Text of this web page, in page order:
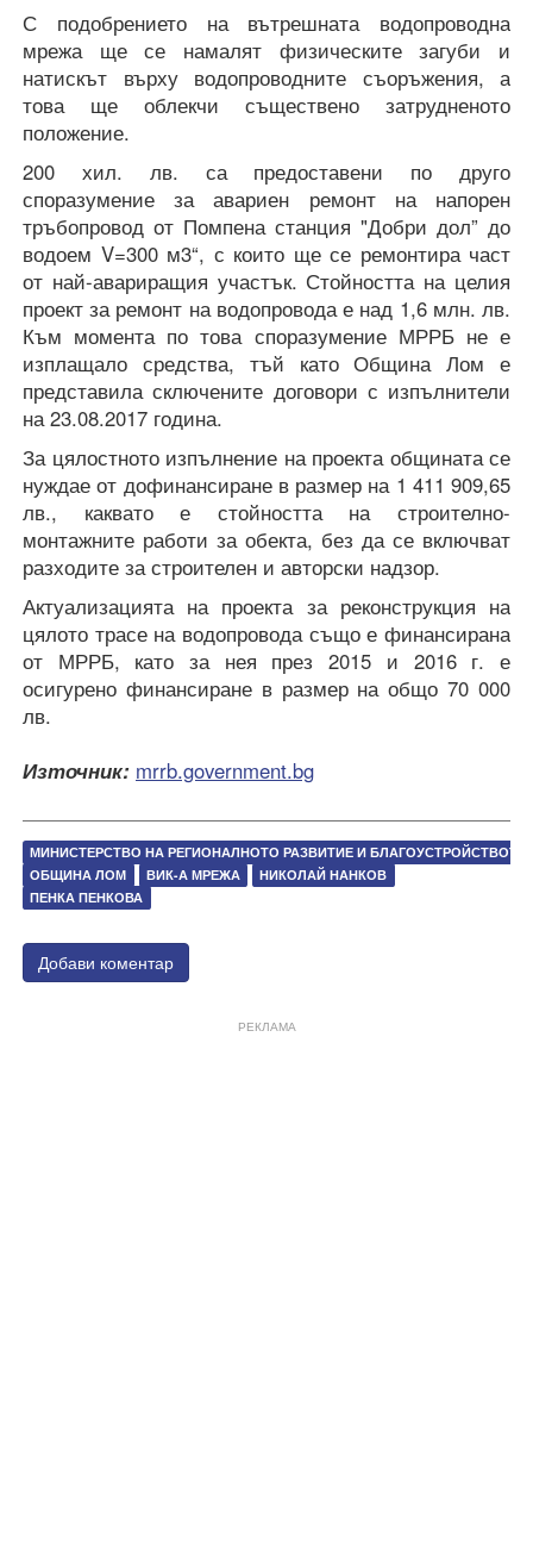
С подобрението на вътрешната водопроводна
мрежа ще се намалят физическите загуби и
натискът върху водопроводните съоръжения, а
това ще облекчи съществено затрудненото
положение.
200 хил. лв. са предоставени по друго
споразумение за авариен ремонт на напорен
тръбопровод от Помпена станция "Добри дол” до
водоем V=300 м3“, с които ще се ремонтира част
от най-авариращия участък. Стойността на целия
проект за ремонт на водопровода е над 1,6 млн. лв.
Към момента по това споразумение МРРБ не е
изплащало средства, тъй като Община Лом е
представила сключените договори с изпълнители
на 23.08.2017 година.
За цялостното изпълнение на проекта общината се
нуждае от дофинансиране в размер на 1 411 909,65
лв., каквато е стойността на строително-
монтажните работи за обекта, без да се включват
разходите за строителен и авторски надзор.
Актуализацията на проекта за реконструкция на
цялото трасе на водопровода също е финансирана
от МРРБ, като за нея през 2015 и 2016 г. е
осигурено финансиране в размер на общо 70 000
лв.
Източник: mrrb.government.bg
МИНИСТЕРСТВО НА РЕГИОНАЛНОТО РАЗВИТИЕ И БЛАГОУСТРОЙСТВОТО
ОБЩИНА ЛОМ
ВИК-А МРЕЖА
НИКОЛАЙ НАНКОВ
ПЕНКА ПЕНКОВА
Добави коментар
РЕКЛАМА